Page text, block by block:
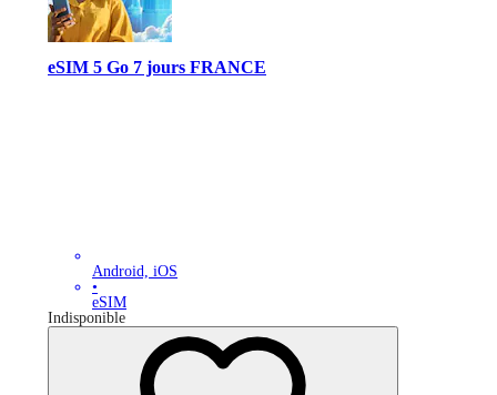
eSIM 5 Go 7 jours FRANCE
Android, iOS
•
eSIM
Indisponible